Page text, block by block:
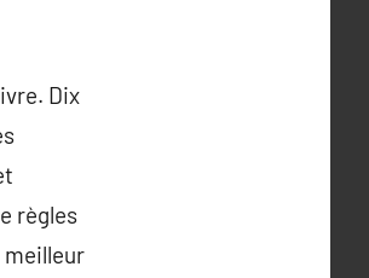
Dix
règles